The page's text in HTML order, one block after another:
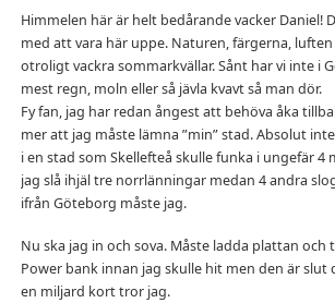
Himmelen här är helt bedårande vacker Daniel!
med att vara här uppe. Naturen, färgerna, luften
otroligt vackra sommarkvällar. Sånt har vi inte i
mest regn, moln eller så jävla kvavt så man dör.
Fy fan, jag har redan ångest att behöva åka
mer att jag måste lämna ”min” stad. Absolut
i en stad som Skellefteå skulle funka i ungefär 4
jag slå ihjäl tre norrlänningar medan 4 andra
ifrån Göteborg måste jag.
Nu ska jag in och sova. Måste ladda plattan och
Power bank innan jag skulle hit men den är slut
en miljard kort tror jag.